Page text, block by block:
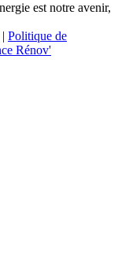
est notre avenir,
| Politique de
Rénov'